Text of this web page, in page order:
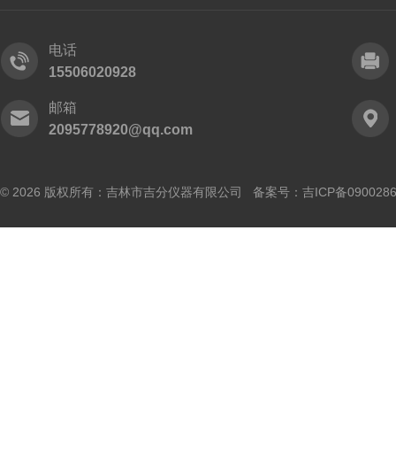
电话
15506020928
邮箱
2095778920@qq.com
© 2026 版权所有：吉林市吉分仪器有限公司 备案号： 吉ICP备